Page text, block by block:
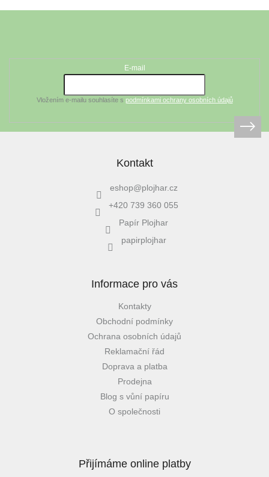
E-mail
Vložením e-mailu souhlasíte s podmínkami ochrany osobních údajů
Kontakt
eshop@plojhar.cz
+420 739 360 055
Papír Plojhar
papirplojhar
Informace pro vás
Kontakty
Obchodní podmínky
Ochrana osobních údajů
Reklamační řád
Doprava a platba
Prodejna
Blog s vůní papíru
O společnosti
Přijímáme online platby